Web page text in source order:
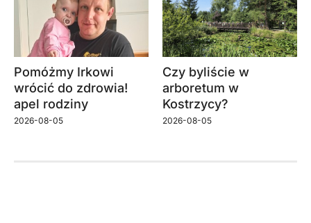
Pomóżmy Irkowi
wrócić do zdrowia!
apel rodziny
2026-08-05
Czy byliście w
arboretum w
Kostrzycy?
2026-08-05